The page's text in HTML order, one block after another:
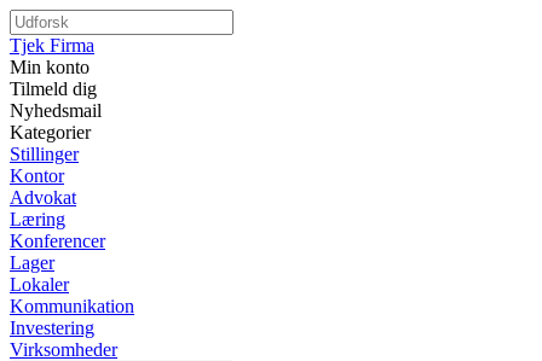
Tjek Firma
Min konto
Tilmeld dig
Nyhedsmail
Kategorier
Stillinger
Kontor
Advokat
Læring
Konferencer
Lager
Lokaler
Kommunikation
Investering
Virksomheder